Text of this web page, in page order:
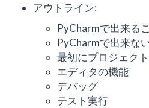
アウトライン:
PyCharmで出来る
PyCharmで出来な
最初にプロジェク
エディタの機能
デバッグ
テスト実行